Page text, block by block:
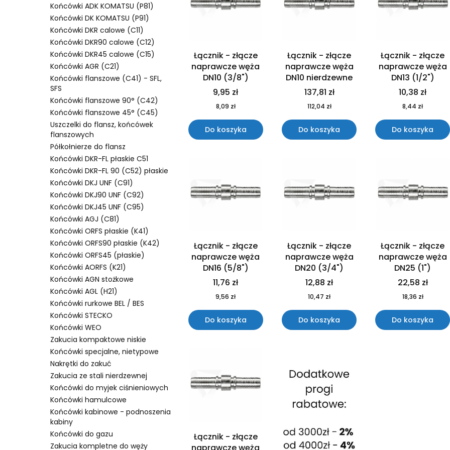
Końcówki ADK KOMATSU (P81)
Końcówki DK KOMATSU (P91)
Końcówki DKR calowe (C11)
Końcówki DKR90 calowe (C12)
Końcówki DKR45 calowe (C15)
Końcówki AGR (C21)
Końcówki flanszowe (C41) - SFL,
SFS
Końcówki flanszowe 90° (C42)
Końcówki flanszowe 45° (C45)
Uszczelki do flansz, końcówek
flanszowych
Półkołnierze do flansz
Końcówki DKR-FL płaskie C51
Końcówki DKR-FL 90 (C52) płaskie
Końcówki DKJ UNF (C91)
Końcówki DKJ90 UNF (C92)
Końcówki DKJ45 UNF (C95)
Końcówki AGJ (C81)
Końcówki ORFS płaskie (K41)
Końcówki ORFS90 płaskie (K42)
Końcówki ORFS45 (płaskie)
Końcówki AORFS (K21)
Końcówki AGN stożkowe
Końcówki AGL (H21)
Końcówki rurkowe BEL / BES
Końcówki STECKO
Końcówki WEO
Zakucia kompaktowe niskie
Końcówki specjalne, nietypowe
Nakrętki do zakuć
Zakucia ze stali nierdzewnej
Końcówki do myjek ciśnieniowych
Końcówki hamulcowe
Końcówki kabinowe - podnoszenia
kabiny
Końcówki do gazu
Zakucia kompletne do węży
Łącznik - złącze
naprawcze węża
DN10 (3/8")
9,95 zł
8,09 zł
Do koszyka
Łącznik - złącze
naprawcze węża
DN10 nierdzewne
137,81 zł
112,04 zł
Do koszyka
Łącznik - złącze
naprawcze węża
DN13 (1/2")
10,38 zł
8,44 zł
Do koszyka
Łącznik - złącze
naprawcze węża
DN16 (5/8")
11,76 zł
9,56 zł
Do koszyka
Łącznik - złącze
naprawcze węża
DN20 (3/4")
12,88 zł
10,47 zł
Do koszyka
Łącznik - złącze
naprawcze węża
DN25 (1")
22,58 zł
18,36 zł
Do koszyka
Łącznik - złącze
naprawcze węża